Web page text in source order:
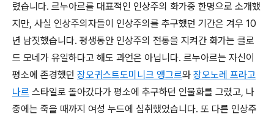
렸습니다. 르누아르를 대표적인 인상주의 화가중 한명으로 소개했
지만, 사실 인상주의자들이 인상주의를 추구했던 기간은 겨우 10
년 남짓했습니다. 평생동안 인상주의 전통을 지켜간 화가는 클로
드 모네가 유일하다고 해도 과언은 아닙니다. 르누아르는 자신이
평소에 존경했던 장오귀스트도미니크 앵그르와 장오노레 프라고
나르 스타일로 돌아갔다가 평소에 추구하던 인물화를 그렸고, 나
중에는 죽을 때까지 여성 누드에 심취했었습니다. 또 다른 인상주